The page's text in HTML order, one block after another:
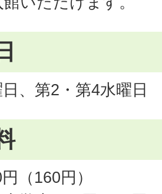
、第2・第4水曜日
（160円）